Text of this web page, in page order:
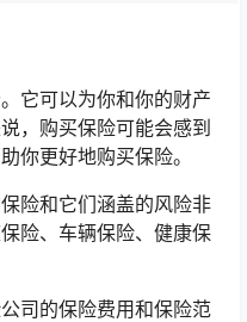
它可以为你和你的财产
，购买保险可能会感到
你更好地购买保险。
险和它们涵盖的风险非
险、车辆保险、健康保
司的保险费用和保险范